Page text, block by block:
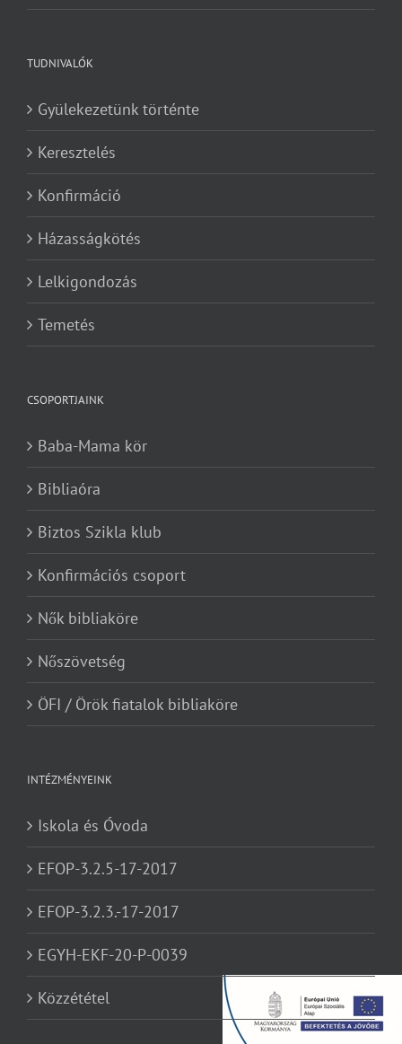
TUDNIVALÓK
Gyülekezetünk történte
Keresztelés
Konfirmáció
Házasságkötés
Lelkigondozás
Temetés
CSOPORTJAINK
Baba-Mama kör
Bibliaóra
Biztos Szikla klub
Konfirmációs csoport
Nők bibliaköre
Nőszövetség
ÖFI / Örök fiatalok bibliaköre
INTÉZMÉNYEINK
Iskola és Óvoda
EFOP-3.2.5-17-2017
EFOP-3.2.3.-17-2017
EGYH-EKF-20-P-0039
Közzététel